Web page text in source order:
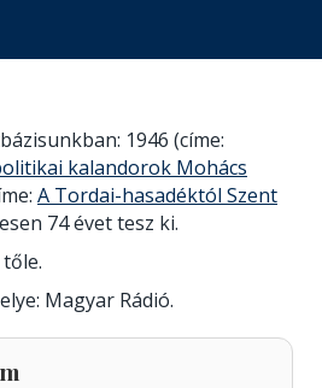
1946 (címe:
kalandorok Mohács
A Tordai-hasadéktól Szent
74 évet tesz ki.
Magyar Rádió.